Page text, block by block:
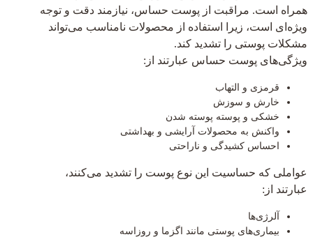
همراه است. مراقبت از پوست حساس، نیازمند دقت و توجه
ویژه‌ای است، زیرا استفاده از محصولات نامناسب می‌تواند
مشکلات پوستی را تشدید کند.
ویژگی‌های پوست حساس عبارتند از:
قرمزی و التهاب
خارش و سوزش
خشکی و پوسته پوسته شدن
واکنش به محصولات آرایشی و بهداشتی
احساس کشیدگی و ناراحتی
عواملی که حساسیت این نوع پوست را تشدید می‌کنند،
عبارتند از:
آلرژی‌ها
بیماری‌های پوستی مانند اگزما و روزاسه